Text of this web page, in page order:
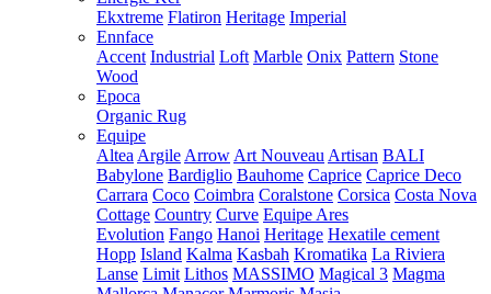
Ekxtreme Flatiron Heritage Imperial
Ennface
Accent Industrial Loft Marble Onix Pattern Stone
Wood
Epoca
Organic Rug
Equipe
Altea Argile Arrow Art Nouveau Artisan BALI
Babylone Bardiglio Bauhome Caprice Caprice Deco
Carrara Coco Coimbra Coralstone Corsica Costa Nova
Cottage Country Curve Equipe Ares
Evolution Fango Hanoi Heritage Hexatile cement
Hopp Island Kalma Kasbah Kromatika La Riviera
Lanse Limit Lithos MASSIMO Magical 3 Magma